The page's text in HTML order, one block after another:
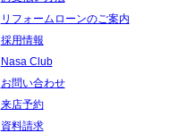
リフォームローンのご案内
採用情報
Nasa Club
お問い合わせ
来店予約
資料請求